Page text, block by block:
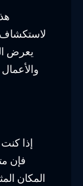
لاستكشاف
يعرض
إذا
فإن
المكان